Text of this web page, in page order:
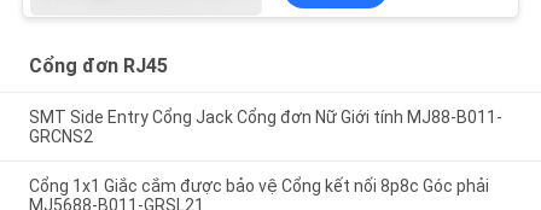
Cổng đơn RJ45
SMT Side Entry Cổng Jack Cổng đơn Nữ Giới tính MJ88-B011-
GRCNS2
Cổng 1x1 Giắc cắm được bảo vệ Cổng kết nối 8p8c Góc phải
MJ5688-B011-GRSL21